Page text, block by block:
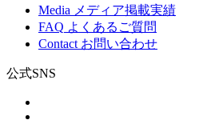
Media メディア掲載実績
FAQ よくあるご質問
Contact お問い合わせ
公式SNS